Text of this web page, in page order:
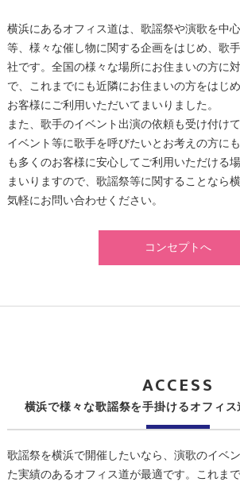
横浜にあるオフィス道は、歌謡祭や演歌を中
等、様々な催し物に関する企画をはじめ、歌
社です。全国の様々な場所にお住まいの方に
で、これまでにも近隣にお住まいの方をはじ
お客様にご利用いただいてまいりました。
また、歌手のイベント出演の依頼も受け付け
イベント等に歌手を呼びたいとお考えの方に
も多くのお客様に安心してご利用いただける
まいりますので、歌謡祭等に関することなら
気軽にお問い合わせください。
コンセプトへ
横浜で様々な歌謡祭を手掛けるオフィ
ACCESS
歌謡祭を横浜で開催したいなら、演歌のイベ
た実績のあるオフィス道が最適です。これま